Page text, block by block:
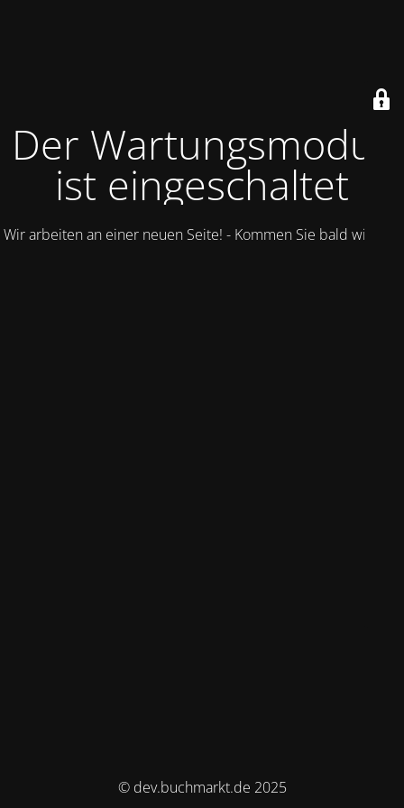
Der Wartungsmodus
ist eingeschaltet
Wir arbeiten an einer neuen Seite! - Kommen Sie bald wieder.
© dev.buchmarkt.de 2025